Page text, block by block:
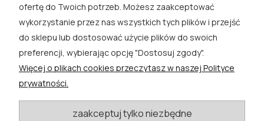
SKLEP
EXTRA
KATEGORIE BLOGU
ofertę do Twoich potrzeb. Możesz zaakceptować
wykorzystanie przez nas wszystkich tych plików i przejść
do sklepu lub dostosować użycie plików do swoich
preferencji, wybierając opcję "Dostosuj zgody".
Więcej o plikach cookies przeczytasz w naszej Polityce
prywatności.
zaakceptuj tylko niezbędne